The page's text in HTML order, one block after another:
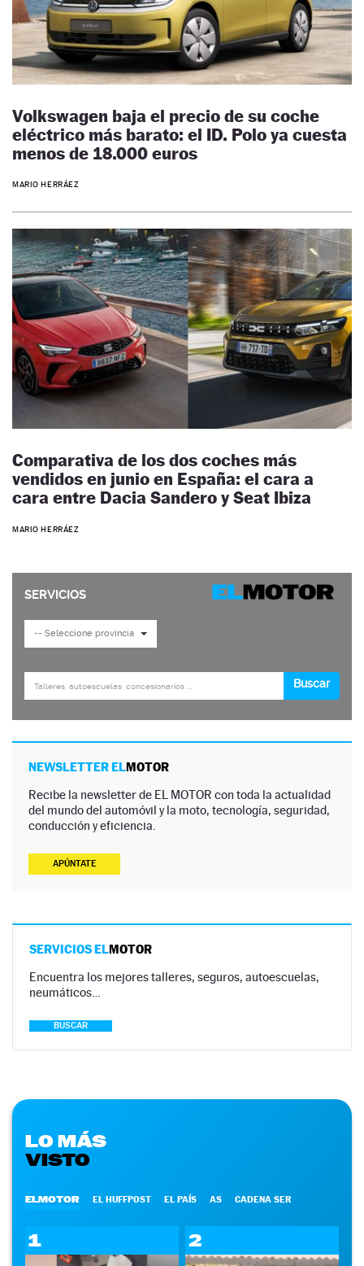
Volkswagen baja el precio de su coche
eléctrico más barato: el ID. Polo ya cuesta
menos de 18.000 euros
MARIO HERRÁEZ
Comparativa de los dos coches más
vendidos en junio en España: el cara a
cara entre Dacia Sandero y Seat Ibiza
MARIO HERRÁEZ
NEWSLETTER ELMOTOR
Recibe la newsletter de EL MOTOR con toda la actualidad
del mundo del automóvil y la moto, tecnología, seguridad,
conducción y eficiencia.
APÚNTATE
SERVICIOS ELMOTOR
Encuentra los mejores talleres, seguros, autoescuelas,
neumáticos…
BUSCAR
LO MÁS
VISTO
ELMOTOR EL HUFFPOST EL PAÍS AS CADENA SER
1 2